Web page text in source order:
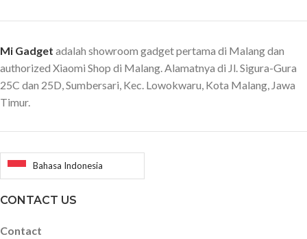
Mi Gadget adalah showroom gadget pertama di Malang dan
authorized Xiaomi Shop di Malang. Alamatnya di Jl. Sigura-Gura
25C dan 25D, Sumbersari, Kec. Lowokwaru, Kota Malang, Jawa
Timur.
Bahasa Indonesia
CONTACT US
Contact